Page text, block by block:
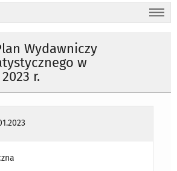
Wydawniczy
w
r.